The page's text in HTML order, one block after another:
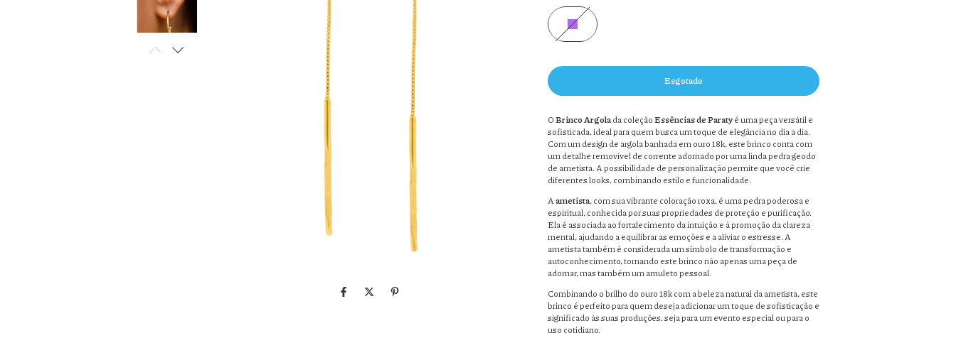
OBrinco Argolada coleçãoEssências de Paratyé uma peça versátil e
sofisticada, ideal para quem busca um toque de elegância no dia a dia.
Com um design de argola banhada em ouro 18k, este brinco conta com
um detalhe removível de corrente adornado por uma linda pedra geodo
de ametista. A possibilidade de personalização permite que você crie
diferentes looks, combinando estilo e funcionalidade.
Aametista, com sua vibrante coloração roxa, é uma pedra poderosa e
espiritual, conhecida por suas propriedades de proteção e purificação.
Ela é associada ao fortalecimento da intuição e à promoção da clareza
mental, ajudando a equilibrar as emoções e a aliviar o estresse. A
ametista também é considerada um símbolo de transformação e
autoconhecimento, tornando este brinco não apenas uma peça de
adornar, mas também um amuleto pessoal.
Combinando o brilho do ouro 18k com a beleza natural da ametista, este
brinco é perfeito para quem deseja adicionar um toque de sofisticação e
significado às suas produções, seja para um evento especial ou para o
uso cotidiano.